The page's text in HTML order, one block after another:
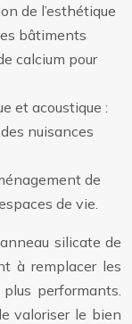
de l’esthétique
bâtiments
calcium pour
et acoustique :
nuisances
de
de vie.
silicate de
à remplacer les
performants.
valoriser le bien